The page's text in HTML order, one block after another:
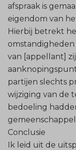
afspraak is
eigendom van
Hierbij betrekt
omstandigheden
van [appellant]
partijen slechts
wijziging van de
bedoeling
Conclusie
Ik leid uit de